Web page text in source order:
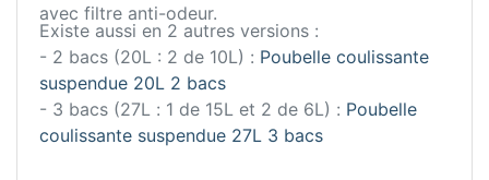
avec filtre anti-odeur.
Existe aussi en 2 autres versions :
- 2 bacs (20L : 2 de 10L) : Poubelle coulissante
suspendue 20L 2 bacs
- 3 bacs (27L : 1 de 15L et 2 de 6L) : Poubelle
coulissante suspendue 27L 3 bacs